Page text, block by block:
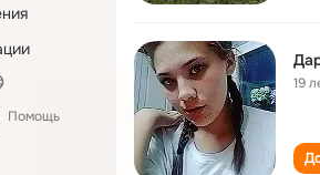
Помощь
19